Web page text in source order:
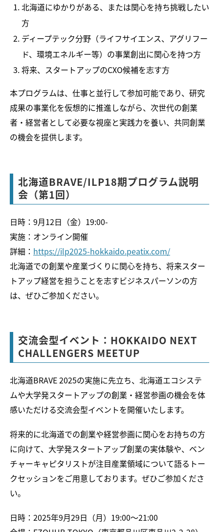
北海道にゆかりがある、または関心を持ち挑戦したい
方
ディープテック分野（ライフサイエンス、アグリフー
ド、環境エネルギー等）の事業創出に関心を持つ方
将来、スタートアップのCXO候補を志す方
本プログラムは、仕事と並行して参加可能であり、研究
成果の事業化を仮想的に推進しながら、次世代の創業
者・経営者として必要な視座と実践力を養い、共同創業
の機会を提供します。
北海道BRAVE/ILP18期プログラム説明
会（第1回）
日時：9月12日（金）19:00-
実施：オンライン開催
詳細： https://ilp2025-hokkaido.peatix.com/
北海道での創業や産業づくりに関心を持ち、将来スター
トアップ経営を担うことを志すビジネスパーソンの方
は、ぜひご参加ください。
交流会型イベント：HOKKAIDO NEXT
CHALLENGERS MEETUP
北海道BRAVE 2025の実施に先立ち、北海道エコシステ
ムや大学発スタートアップの創業・経営参画の機会を体
感いただける交流会型イベントを開催いたします。
将来的に北海道での創業や経営参画に関心をお持ちの方
に向けて、大学発スタートアップ創業の実体験や、ベン
チャーキャピタリストが注目産業領域について語るトー
クセッションをご用意しております。ぜひご参加くださ
い。
日時：2025年9月29日（月）19:00～21:00